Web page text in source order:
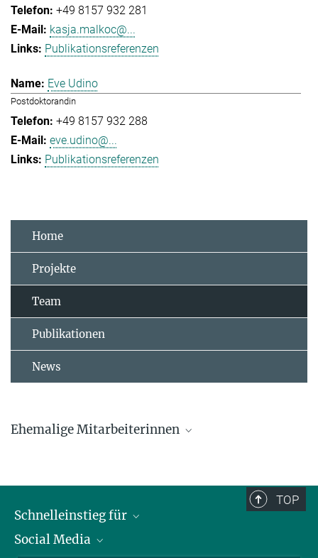
+49 8157 932 281
kasja.malkoc@...
Publikationsreferenzen
Eve Udino
Postdoktorandin
+49 8157 932 288
eve.udino@...
Publikationsreferenzen
Home
Projekte
Team
Publikationen
News
Ehemalige Mitarbeiterinnen
Caroline Deimel
TOP
Schnelleinstieg für
Journalist*innen
Social Media